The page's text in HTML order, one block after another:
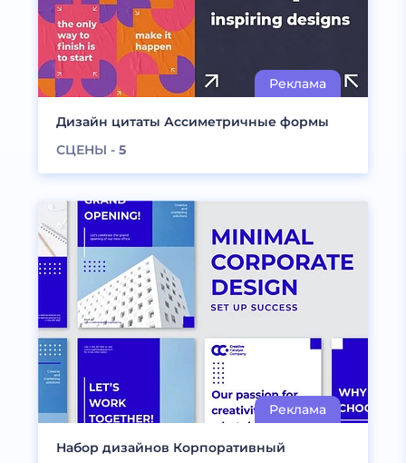
Дизайн цитаты Ассиметричные формы
СЦЕНЫ - 5
Набор дизайнов Корпоративный